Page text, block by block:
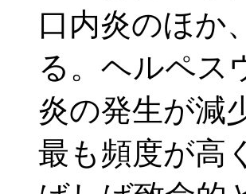
口内炎のほか
る。ヘルペス
炎の発生が減
最も頻度が高